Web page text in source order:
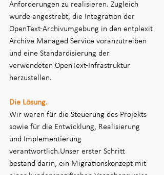
Anforderungen zu realisieren. Zugleich
wurde angestrebt, die Integration der
OpenText-Archivumgebung in den entplexit
Archive Managed Service voranzutreiben
und eine Standardisierung der
verwendeten OpenText-Infrastruktur
herzustellen.
Die Lösung.
Wir waren für die Steuerung des Projekts
sowie für die Entwicklung, Realisierung
und Implementierung
verantwortlich.Unser erster Schritt
bestand darin, ein Migrationskonzept mit